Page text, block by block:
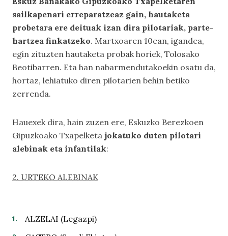
sailkapenari erreparatzeaz gain, hautaketa
probetara ere deituak izan dira pilotariak, parte-
hartzea finkatzeko. Martxoaren 10ean, igandea,
egin zituzten hautaketa probak horiek, Tolosako
Beotibarren. Eta han nabarmendutakoekin osatu da,
hortaz, lehiatuko diren pilotarien behin betiko
zerrenda.
Hauexek dira, hain zuzen ere, Eskuzko Berezkoen
Gipuzkoako Txapelketa jokatuko duten pilotari
alebinak eta infantilak:
2. URTEKO ALEBINAK
ALZELAI (Legazpi)